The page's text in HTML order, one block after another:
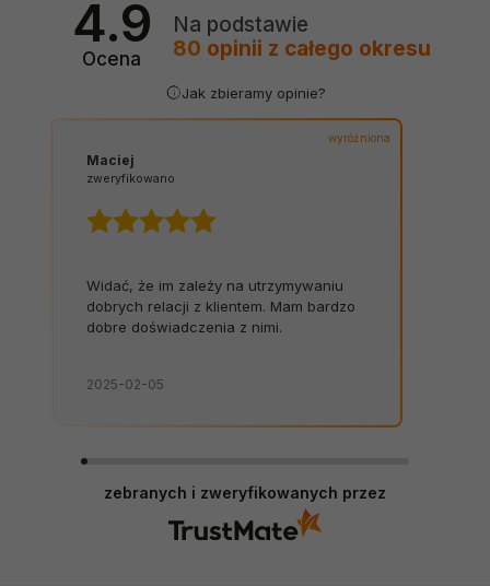
4.9
Ocena
Na podstawie
80 opinii z całego okresu
Jak zbieramy opinie?
wyróżniona
Maciej
zweryfikowano
Widać, że im zależy na utrzymywaniu
dobrych relacji z klientem. Mam bardzo
dobre doświadczenia z nimi.
2025-02-05
zebranych i zweryfikowanych przez